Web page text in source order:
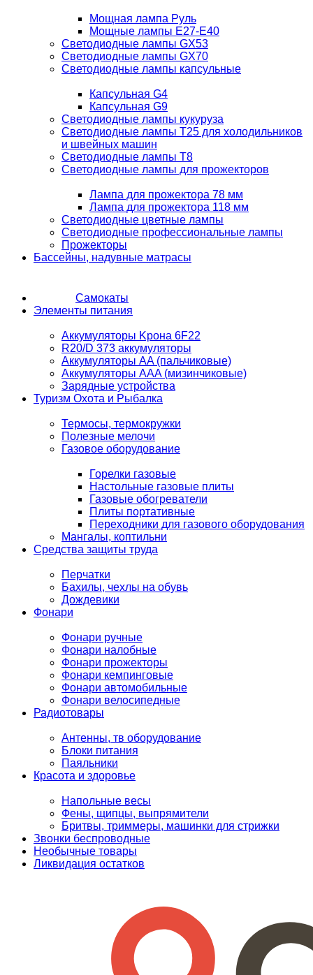
Мощная лампа Руль
Мощные лампы E27-E40
Светодиодные лампы GX53
Светодиодные лампы GX70
Светодиодные лампы капсульные
Капсульная G4
Капсульная G9
Светодиодные лампы кукуруза
Светодиодные лампы T25 для холодильников
и швейных машин
Светодиодные лампы T8
Светодиодные лампы для прожекторов
Лампа для прожектора 78 мм
Лампа для прожектора 118 мм
Светодиодные цветные лампы
Светодиодные профессиональные лампы
Прожекторы
Бассейны, надувные матрасы
Самокаты
Элементы питания
Аккумуляторы Kрона 6F22
R20/D 373 аккумуляторы
Аккумуляторы AA (пальчиковые)
Аккумуляторы AAA (мизинчиковые)
Зарядные устройства
Туризм Охота и Рыбалка
Термосы, термокружки
Полезные мелочи
Газовое оборудование
Горелки газовые
Настольные газовые плиты
Газовые обогреватели
Плиты портативные
Переходники для газового оборудования
Мангалы, коптильни
Средства защиты труда
Перчатки
Бахилы, чехлы на обувь
Дождевики
Фонари
Фонари ручные
Фонари налобные
Фонари прожекторы
Фонари кемпинговые
Фонари автомобильные
Фонари велосипедные
Радиотовары
Антенны, тв оборудование
Блоки питания
Паяльники
Красота и здоровье
Напольные весы
Фены, щипцы, выпрямители
Бритвы, триммеры, машинки для стрижки
Звонки беспроводные
Необычные товары
Ликвидация остатков